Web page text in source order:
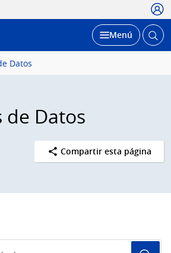
Desplegar
Menú Abrir
Datos
de Datos
Compartir esta página